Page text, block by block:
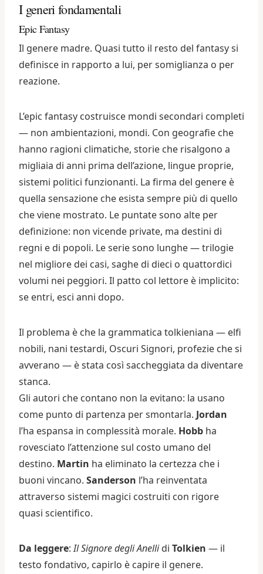
I generi fondamentali
Epic Fantasy
Il genere madre. Quasi tutto il resto del fantasy si
definisce in rapporto a lui, per somiglianza o per
reazione.
L’epic fantasy costruisce mondi secondari completi
— non ambientazioni, mondi. Con geografie che
hanno ragioni climatiche, storie che risalgono a
migliaia di anni prima dell’azione, lingue proprie,
sistemi politici funzionanti. La firma del genere è
quella sensazione che esista sempre più di quello
che viene mostrato. Le puntate sono alte per
definizione: non vicende private, ma destini di
regni e di popoli. Le serie sono lunghe — trilogie
nel migliore dei casi, saghe di dieci o quattordici
volumi nei peggiori. Il patto col lettore è implicito:
se entri, esci anni dopo.
Il problema è che la grammatica tolkieniana — elfi
nobili, nani testardi, Oscuri Signori, profezie che si
avverano — è stata così saccheggiata da diventare
stanca.
Gli autori che contano non la evitano: la usano
come punto di partenza per smontarla. Jordan
l’ha espansa in complessità morale. Hobb ha
rovesciato l’attenzione sul costo umano del
destino. Martin ha eliminato la certezza che i
buoni vincano. Sanderson l’ha reinventata
attraverso sistemi magici costruiti con rigore
quasi scientifico.
Da leggere:Il Signore degli Anellidi Tolkien — il
testo fondativo, capirlo è capire il genere.